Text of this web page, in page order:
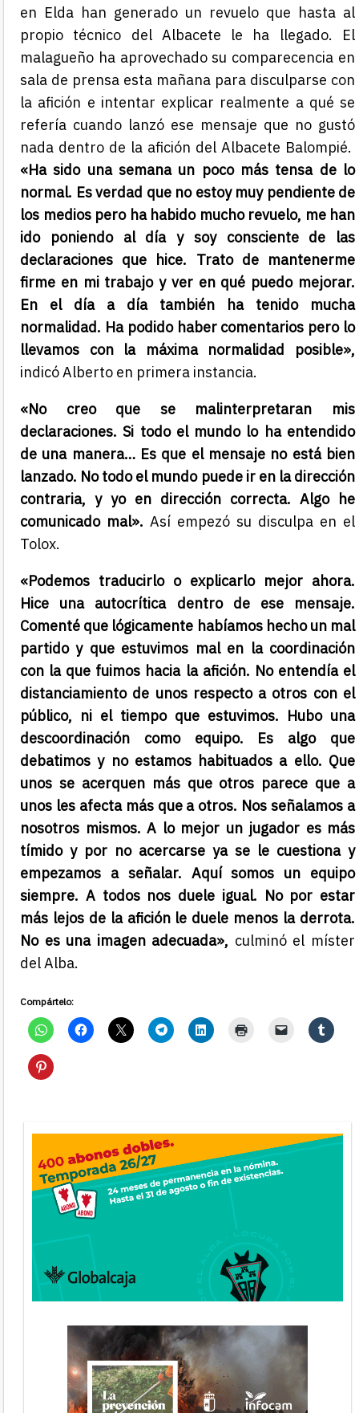
en Elda han generado un revuelo que hasta al
propio técnico del Albacete le ha llegado. El
malagueño ha aprovechado su comparecencia en
sala de prensa esta mañana para disculparse con
la afición e intentar explicar realmente a qué se
refería cuando lanzó ese mensaje que no gustó
nada dentro de la afición del Albacete Balompié.
«Ha sido una semana un poco más tensa de lo
normal. Es verdad que no estoy muy pendiente de
los medios pero ha habido mucho revuelo, me han
ido poniendo al día y soy consciente de las
declaraciones que hice. Trato de mantenerme
firme en mi trabajo y ver en qué puedo mejorar.
En el día a día también ha tenido mucha
normalidad. Ha podido haber comentarios pero lo
llevamos con la máxima normalidad posible»,
indicó Alberto en primera instancia.
«No creo que se malinterpretaran mis
declaraciones. Si todo el mundo lo ha entendido
de una manera… Es que el mensaje no está bien
lanzado. No todo el mundo puede ir en la dirección
contraria, y yo en dirección correcta. Algo he
comunicado mal». Así empezó su disculpa en el
Tolox.
«Podemos traducirlo o explicarlo mejor ahora.
Hice una autocrítica dentro de ese mensaje.
Comenté que lógicamente habíamos hecho un mal
partido y que estuvimos mal en la coordinación
con la que fuimos hacia la afición. No entendía el
distanciamiento de unos respecto a otros con el
público, ni el tiempo que estuvimos. Hubo una
descoordinación como equipo. Es algo que
debatimos y no estamos habituados a ello. Que
unos se acerquen más que otros parece que a
unos les afecta más que a otros. Nos señalamos a
nosotros mismos. A lo mejor un jugador es más
tímido y por no acercarse ya se le cuestiona y
empezamos a señalar. Aquí somos un equipo
siempre. A todos nos duele igual. No por estar
más lejos de la afición le duele menos la derrota.
No es una imagen adecuada», culminó el míster
del Alba.
Compártelo: